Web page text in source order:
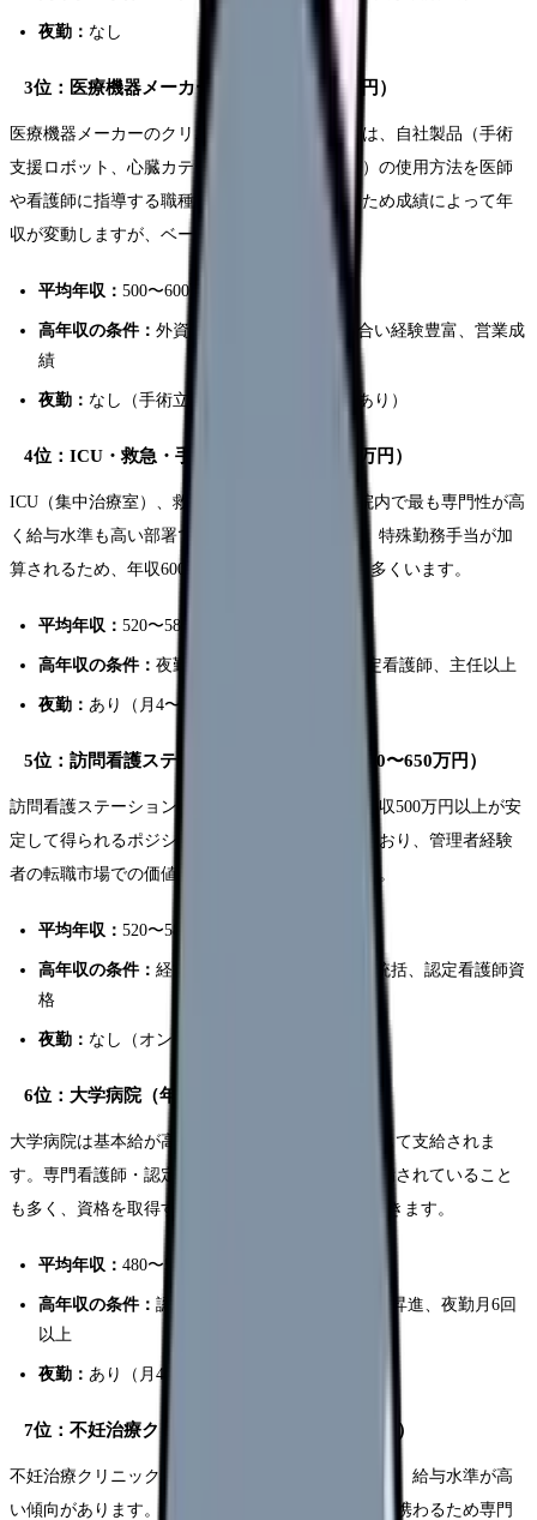
夜勤： なし
3位：医療機器メーカー（年収450〜750万円）
医療機器メーカーのクリニカルスペシャリストは、自社製品（手術
支援ロボット、心臓カテーテル、人工関節など）の使用方法を医師
や看護師に指導する職種です。営業要素もあるため成績によって年
収が変動しますが、ベースが高い職種です。
平均年収： 500〜600万円
高年収の条件： 外資系メーカー、手術立ち合い経験豊富、営業成
績
夜勤： なし（手術立ち合いで不規則な場合あり）
4位：ICU・救急・手術室（年収480〜650万円）
ICU（集中治療室）、救急外来、手術室は、病院内で最も専門性が高
く給与水準も高い部署です。夜勤手当が手厚く、特殊勤務手当が加
算されるため、年収600万円以上を稼ぐ看護師も多くいます。
平均年収： 520〜580万円
高年収の条件： 夜勤月8回以上、集中ケア認定看護師、主任以上
夜勤： あり（月4〜8回）
5位：訪問看護ステーション管理者（年収500〜650万円）
訪問看護ステーションの管理者は、日勤のみで年収500万円以上が安
定して得られるポジションです。需要が急増しており、管理者経験
者の転職市場での価値は非常に高くなっています。
平均年収： 520〜580万円
高年収の条件： 経営参画、複数ステーション統括、認定看護師資
格
夜勤： なし（オンコール対応あり）
6位：大学病院（年収450〜600万円）
大学病院は基本給が高く、夜勤手当・賞与が安定して支給されま
す。専門看護師・認定看護師の資格手当制度が整備されていること
も多く、資格を取得すれば年収600万円台に到達できます。
平均年収： 480〜540万円
高年収の条件： 認定・専門看護師資格、管理職昇進、夜勤月6回
以上
夜勤： あり（月4〜8回）
7位：不妊治療クリニック（年収430〜600万円）
不妊治療クリニックは自由診療と保険診療の混合で、給与水準が高
い傾向があります。体外受精などの高度生殖医療に携わるため専門